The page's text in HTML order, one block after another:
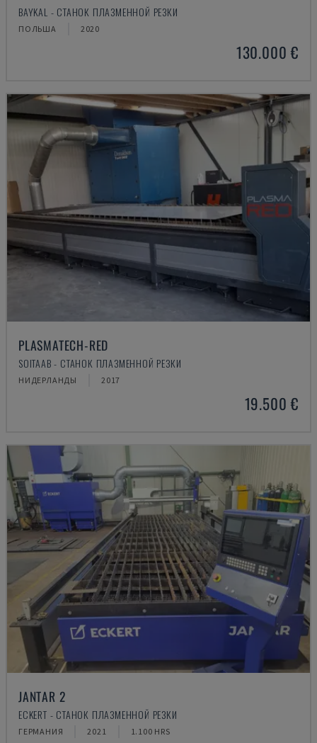
BAYKAL - СТАНОК ПЛАЗМЕННОЙ РЕЗКИ
ПОЛЬША 2020
130.000 €
PLASMATECH-RED
SOITAAB - СТАНОК ПЛАЗМЕННОЙ РЕЗКИ
НИДЕРЛАНДЫ 2017
19.500 €
JANTAR 2
ECKERT - СТАНОК ПЛАЗМЕННОЙ РЕЗКИ
ГЕРМАНИЯ 2021 1.100 HRS